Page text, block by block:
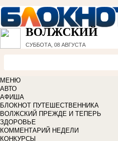
ВОЛЖСКИЙ
СУББОТА, 08 АВГУСТА
МЕНЮ
АВТО
АФИША
БЛОКНОТ ПУТЕШЕСТВЕННИКА
ВОЛЖСКИЙ ПРЕЖДЕ И ТЕПЕРЬ
ЗДОРОВЬЕ
КОММЕНТАРИЙ НЕДЕЛИ
КОНКУРСЫ